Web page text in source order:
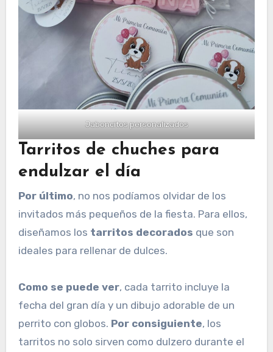
Jaboncitos personalizados
Tarritos de chuches para
endulzar el día
Por último, no nos podíamos olvidar de los
invitados más pequeños de la fiesta. Para ellos,
diseñamos los tarritos decorados que son
ideales para rellenar de dulces.
Como se puede ver, cada tarrito incluye la
fecha del gran día y un dibujo adorable de un
perrito con globos. Por consiguiente, los
tarritos no solo sirven como dulzero durante el